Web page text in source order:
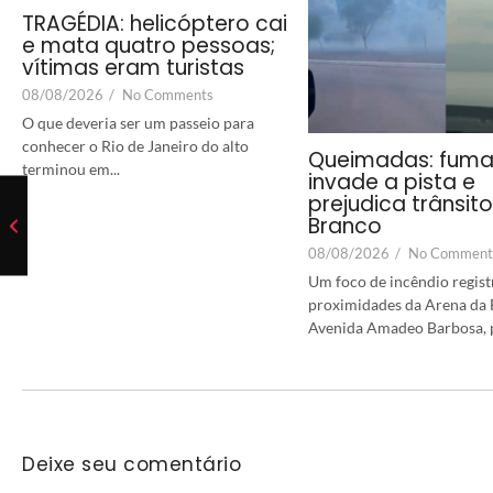
TRAGÉDIA: helicóptero cai
e mata quatro pessoas;
vítimas eram turistas
08/08/2026 / No Comments
O que deveria ser um passeio para
conhecer o Rio de Janeiro do alto
terminou em...
Queimadas:
invade a pista e
prejudica
Branco
08/08/2026 / No
Um foco de incêndio
proximidades da Arena da
Avenida Amadeo Barbosa,
Deixe seu comentário